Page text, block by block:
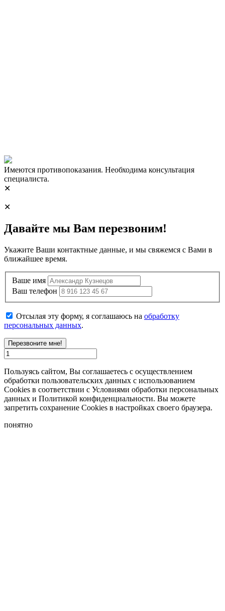
Имеются противопоказания. Необходима консультация
специалиста.
✕
✕
Давайте мы Вам перезвоним!
Укажите Ваши контактные данные, и мы свяжемся с Вами в
ближайшее время.
Ваше имя
Ваш телефон
Отсылая эту форму, я соглашаюсь на обработку
персональных данных.
Перезвоните мне!
Пользуясь сайтом, Вы соглашаетесь с осуществлением
обработки пользовательских данных с использованием
Cookies в соответствии с Условиями обработки персональных
данных и Политикой конфиденциальности. Вы можете
запретить сохранение Cookies в настройках своего браузера.
понятно